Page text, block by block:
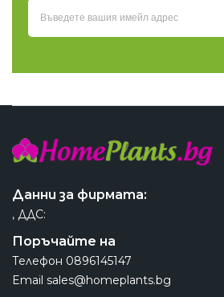
Данни за фирмата:
, ДДС:
Поръчайте на
Телефон 0896145147
Email sales@homeplants.bg